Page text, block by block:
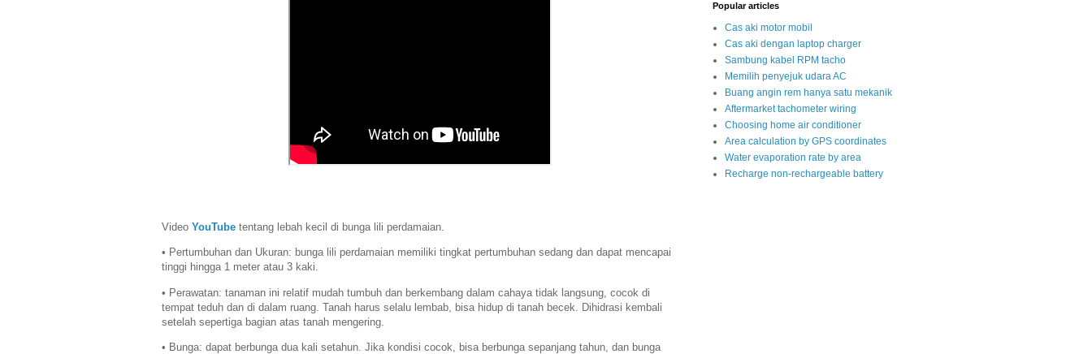
Video YouTube tentang lebah kecil di bunga lili perdamaian.
• Pertumbuhan dan Ukuran: bunga lili perdamaian memiliki tingkat pertumbuhan sedang dan dapat mencapai
tinggi hingga 1 meter atau 3 kaki.
• Perawatan: tanaman ini relatif mudah tumbuh dan berkembang dalam cahaya tidak langsung, cocok di
tempat teduh dan di dalam ruang. Tanah harus selalu lembab, bisa hidup di tanah becek. Dihidrasi kembali
setelah sepertiga bagian atas tanah mengering.
• Bunga: dapat berbunga dua kali setahun. Jika kondisi cocok, bisa berbunga sepanjang tahun, dan bunga
Popular articles
Cas aki motor mobil
Cas aki dengan laptop charger
Sambung kabel RPM tacho
Memilih penyejuk udara AC
Buang angin rem hanya satu mekanik
Aftermarket tachometer wiring
Choosing home air conditioner
Area calculation by GPS coordinates
Water evaporation rate by area
Recharge non-rechargeable battery